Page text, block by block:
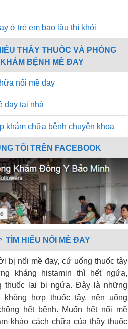
ở trẻ em bao lâu thì khỏi
THẦY THUỐC VÀ PHÒNG
KHÁM BỆNH MỀ ĐAY
nổi mề đay
đay tại nhà
khám chữa bệnh chuyên khoa
TÔI TRÊN FACEBOOK
TÌM HIỂU NỔI MỀ ĐAY
bị nổi mề đay, cứ uống thuốc tây
kháng histamin thì hết ngứa,
thuốc lại bị ngứa. Đây là những
hợp thuốc tây, nên uống
hết bệnh. Muốn hết nổi mề
khảo cách chữa của thầy thuốc